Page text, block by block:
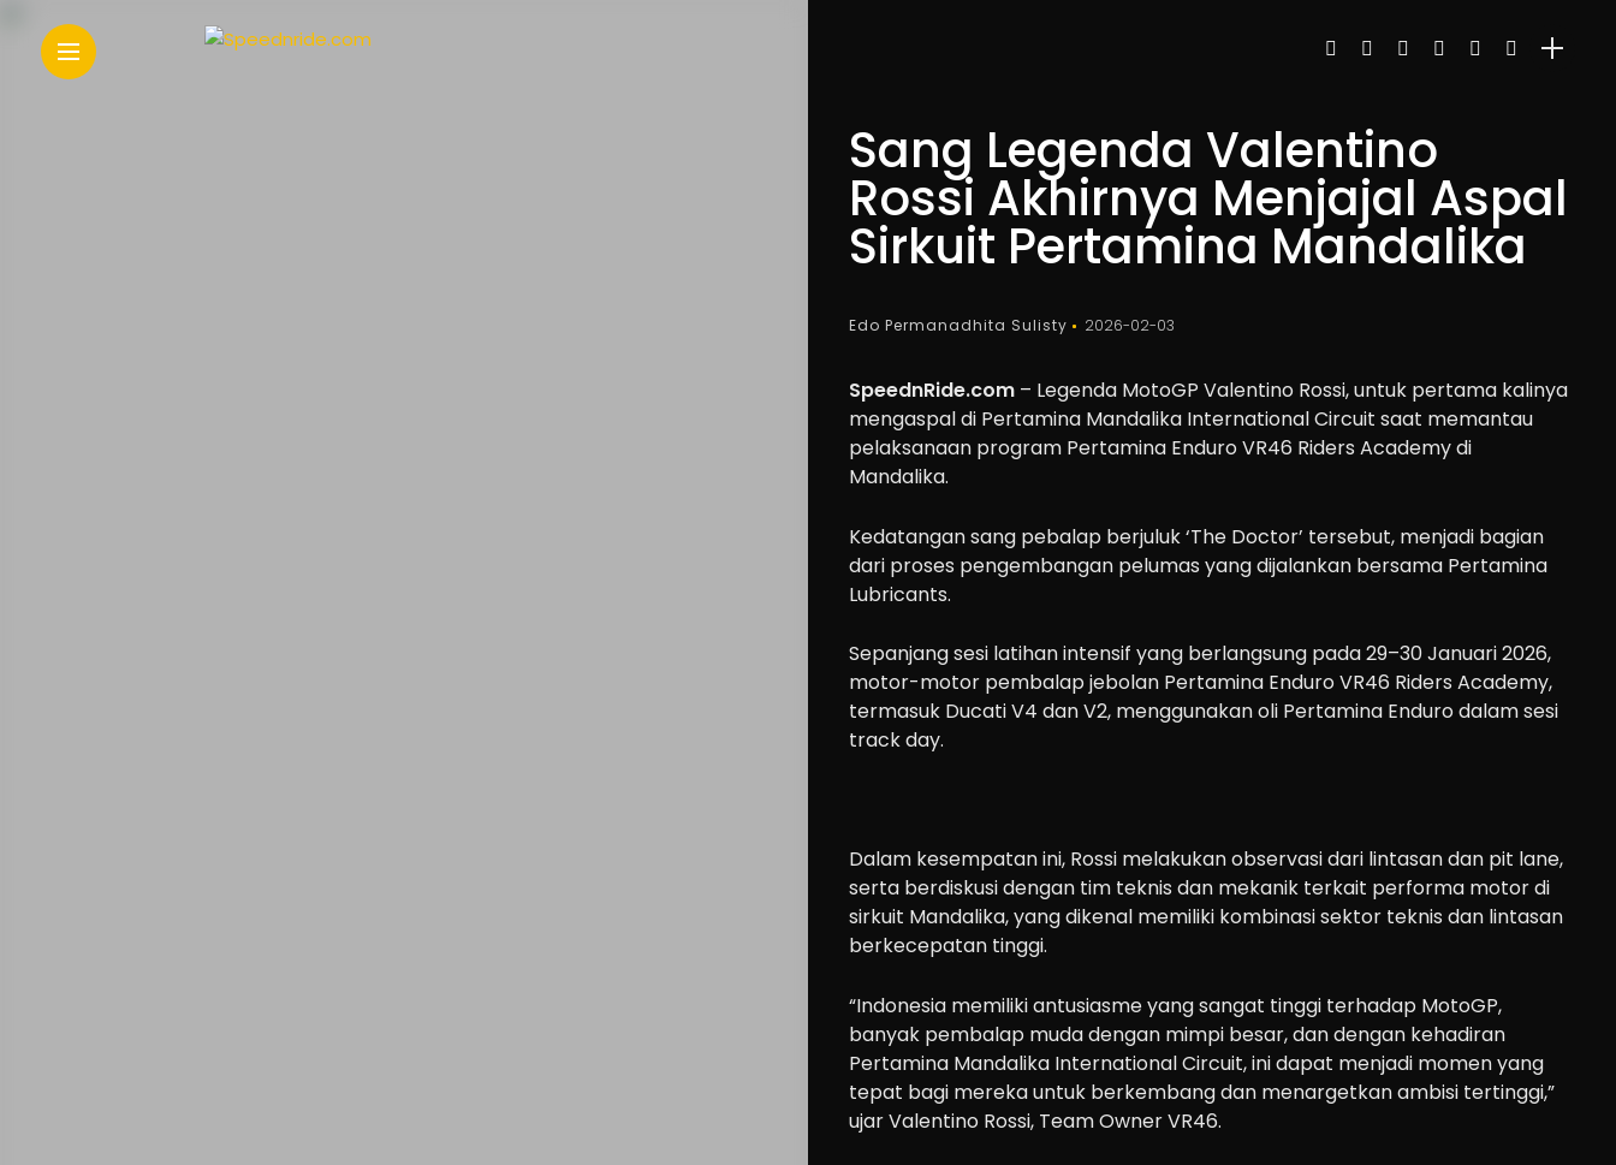
Sang Legenda Valentino
Rossi Akhirnya Menjajal Aspal
Sirkuit Pertamina Mandalika
Edo Permanadhita Sulisty 2026-02-03
SpeednRide.com– Legenda MotoGP Valentino Rossi, untuk pertama kalinya
mengaspal di Pertamina Mandalika International Circuit saat memantau
pelaksanaan program Pertamina Enduro VR46 Riders Academy di
Mandalika.
Kedatangan sang pebalap berjuluk ‘The Doctor’ tersebut, menjadi bagian
dari proses pengembangan pelumas yang dijalankan bersama Pertamina
Lubricants.
Sepanjang sesi latihan intensif yang berlangsung pada 29–30 Januari 2026,
motor-motor pembalap jebolan Pertamina Enduro VR46 Riders Academy,
termasuk Ducati V4 dan V2, menggunakan oli Pertamina Enduro dalam sesi
track day.
Dalam kesempatan ini, Rossi melakukan observasi dari lintasan dan pit lane,
serta berdiskusi dengan tim teknis dan mekanik terkait performa motor di
sirkuit Mandalika, yang dikenal memiliki kombinasi sektor teknis dan lintasan
berkecepatan tinggi.
“Indonesia memiliki antusiasme yang sangat tinggi terhadap MotoGP,
banyak pembalap muda dengan mimpi besar, dan dengan kehadiran
Pertamina Mandalika International Circuit, ini dapat menjadi momen yang
tepat bagi mereka untuk berkembang dan menargetkan ambisi tertinggi,”
ujar Valentino Rossi, Team Owner VR46.